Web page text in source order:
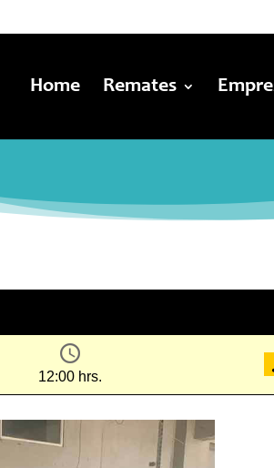
Home Remates
12:00 hrs.